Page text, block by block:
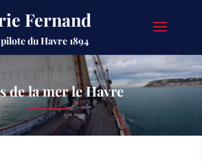
Fernand
du Havre 1894
de la mer le Havre